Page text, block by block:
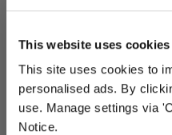
This website uses cookies
This site uses cookies to
personalised ads. By
use. Manage settings via
Notice.
YOUR
Sign up for